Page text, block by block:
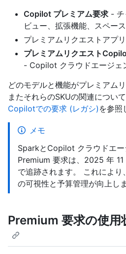
Copilot プレミアム要求 - チ
ビュー、拡張機能、スペース
プレミアムリクエスト アプ
プレミアムリクエスト
- Copilot クラウドエージェ
どのモデルと機能がプレミアム
またそれらのSKUの関連について
Copilotでの要求 (レガシ) を参照
メモ
SparkとCopilot クラウドエー
Premium 要求は、2025 年 11
で追跡されます。 これにより
の可視性と予算管理が向上しま
Premium 要求の使用